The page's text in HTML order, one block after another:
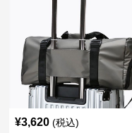
¥3,620 (税込)